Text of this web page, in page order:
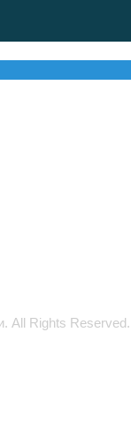
All Rights Reserved.